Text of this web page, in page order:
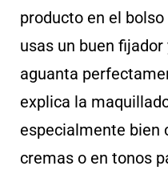
producto en el
usas un buen
aguanta
explica la
especialmente bien
cremas o en tonos